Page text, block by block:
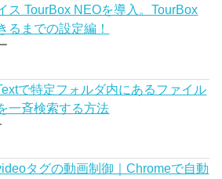
ス TourBox NEOを導入。TourBox
るまでの設定編！
で特定フォルダ内にあるファイル
一斉検索する方法
タグの動画制御｜Chromeで自動